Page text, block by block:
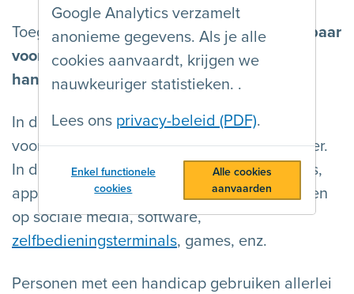
Google Analytics verzamelt
anonieme gegevens. Als je alle
cookies aanvaardt, krijgen we
nauwkeuriger statistieken. .
Lees ons privacy-beleid (PDF).
Enkel functionele
cookies
Alle cookies
aanvaarden
Toegankelijk betekentbereikbaar en bruikbaar
voor iedereen, ook voor personen met een
handicap en hun hulpmiddelen
In de fysieke wereld geldt dit onder andere
voor gebouwen, straten en openbaar vervoer.
In de
digitale wereld geldt dit voor websites,
apps, e-mails, digitale documenten, berichten
op sociale media, software,
zelfbedieningsterminals, games, enz.
Personen met een handicap gebruiken allerlei